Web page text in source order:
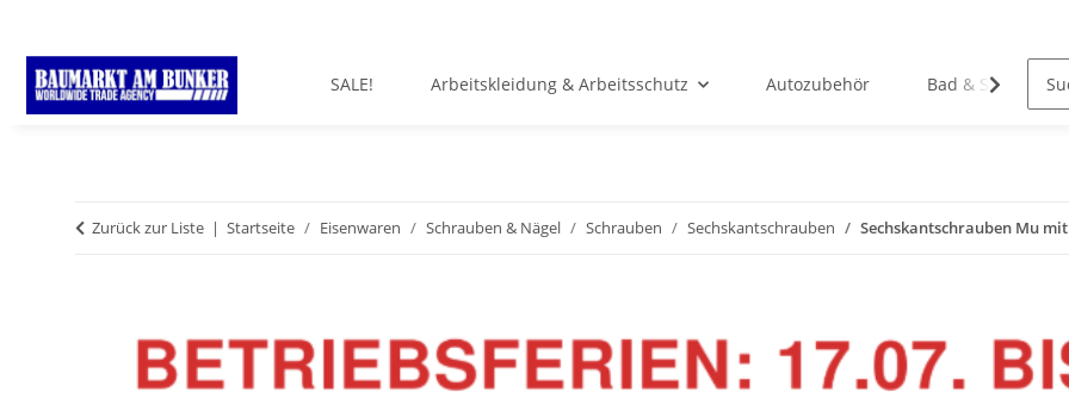
SALE! Arbeitskleidung & Arbeitsschutz Autozubehör Bad & Sanitär
Zurück zur Liste Startseite Eisenwaren Schrauben & Nägel Schrauben Sechskantschrauben Sechskantschrauben Mu